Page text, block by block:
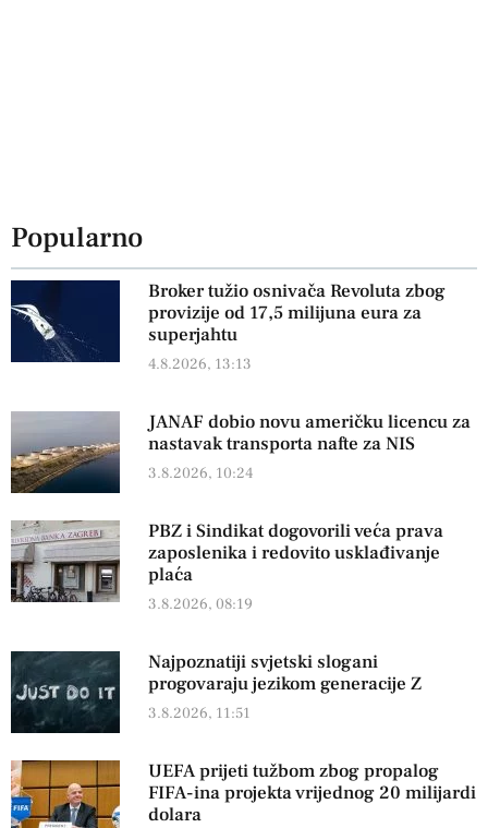
Popularno
Broker tužio osnivača Revoluta zbog
provizije od 17,5 milijuna eura za
superjahtu
4.8.2026, 13:13
JANAF dobio novu američku licencu za
nastavak transporta nafte za NIS
3.8.2026, 10:24
PBZ i Sindikat dogovorili veća prava
zaposlenika i redovito usklađivanje
plaća
3.8.2026, 08:19
Najpoznatiji svjetski slogani
progovaraju jezikom generacije Z
3.8.2026, 11:51
UEFA prijeti tužbom zbog propalog
FIFA-ina projekta vrijednog 20 milijardi
dolara